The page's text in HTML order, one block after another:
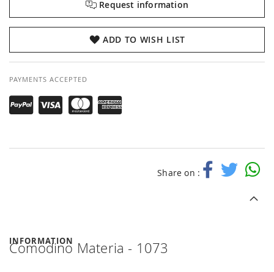
Request information
ADD TO WISH LIST
PAYMENTS ACCEPTED
Share on :
INFORMATION
Comodino Materia - 1073